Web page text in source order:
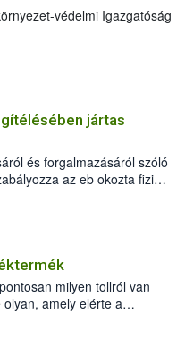
védelmi Igazgatóság
jártas
és forgalmazásáról szóló
az eb okozta fizikai
felmerülő
eb tartását és annak
jártas szakértőt.
milyen tollról van
amely elérte a